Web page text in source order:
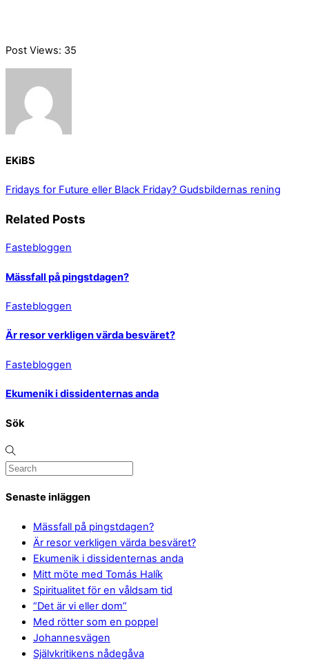
Post Views: 35
EKiBS
Fridays for Future eller Black Friday? Gudsbildernas rening
Related Posts
Fastebloggen
Mässfall på pingstdagen?
Fastebloggen
Är resor verkligen värda besväret?
Fastebloggen
Ekumenik i dissidenternas anda
Sök
Senaste inläggen
Mässfall på pingstdagen?
Är resor verkligen värda besväret?
Ekumenik i dissidenternas anda
Mitt möte med Tomás Halík
Spiritualitet för en våldsam tid
“Det är vi eller dom”
Med rötter som en poppel
Johannesvägen
Självkritikens nådegåva